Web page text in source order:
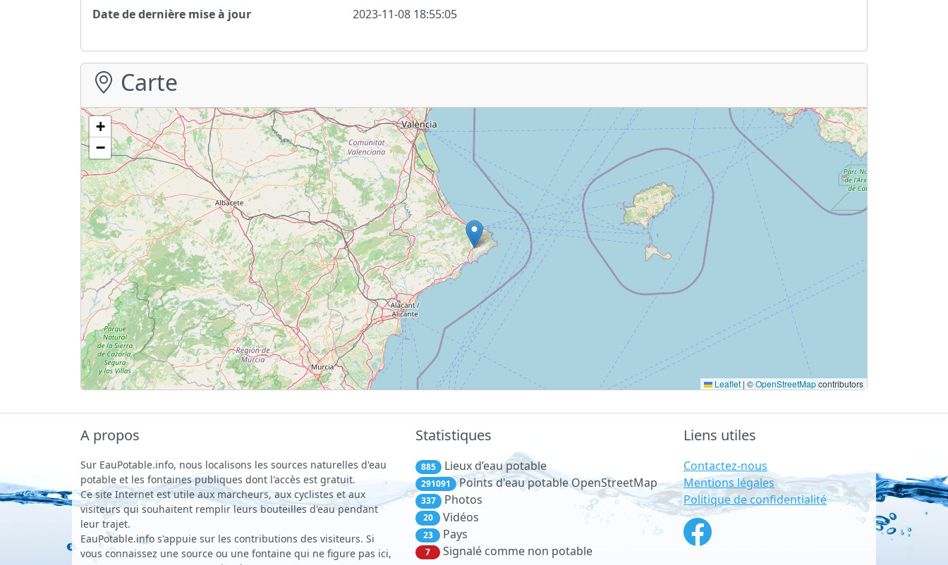
Date de dernière mise à jour
2023-11-08 18:55:05
Carte
+
−
Leaflet | ©OpenStreetMapcontributors
A propos
Sur EauPotable.info, nous localisons les sources naturelles d'eau
potable et les fontaines publiques dont l'accès est gratuit.
Ce site Internet est utile aux marcheurs, aux cyclistes et aux
visiteurs qui souhaitent remplir leurs bouteilles d'eau pendant
leur trajet.
EauPotable.info s'appuie sur les contributions des visiteurs. Si
vous connaissez une source ou une fontaine qui ne figure pas ici,
Statistiques
885 Lieux d’eau potable
291091 Points d'eau potable OpenStreetMap
337 Photos
20 Vidéos
23 Pays
7 Signalé comme non potable
Liens utiles
Contactez-nous
Mentions légales
Politique de confidentialité